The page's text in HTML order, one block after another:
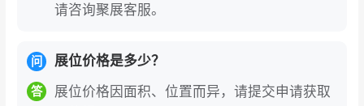
h Khang、Wedo Tools、Vinh Thai、Cibon、Tec
t、Thanh Cong、Vinh Hoan、Hai Au、Binh Min
h、Viet Tiep、An Phat
请咨询聚展客服。
问 展位价格是多少？
答
展位价格因面积、位置而异，请提交申请获取